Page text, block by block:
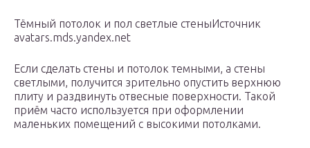
Тёмный потолок и пол светлые стеныИсточник
avatars.mds.yandex.net
Если сделать стены и потолок темными, а стены
светлыми, получится зрительно опустить верхнюю
плиту и раздвинуть отвесные поверхности. Такой
приём часто используется при оформлении
маленьких помещений с высокими потолками.